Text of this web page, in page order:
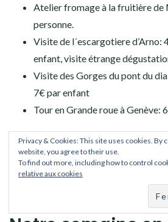
Atelier fromage à la fruitière de
personne.
Visite de l´escargotiere d’Arno:
enfant, visite étrange
Visite des Gorges du pont du
7€ par enfant
Tour en Grande roue à Genève:
La vidéo
Privacy & Cookies: This site uses cookies. By
website, you agree to their use.
To find out more, including how to control
relative aux cookies